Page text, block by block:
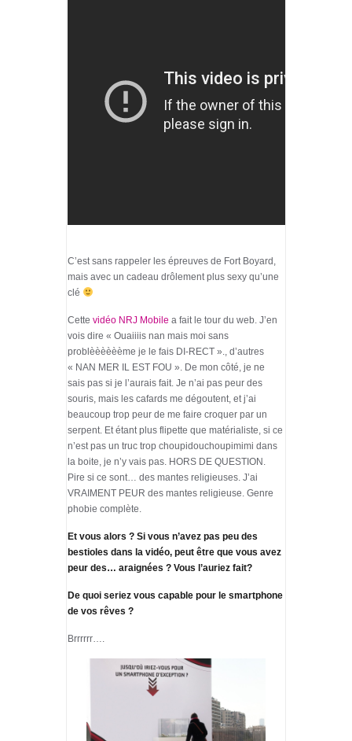
C’est sans rappeler les épreuves de Fort Boyard,
mais avec un cadeau drôlement plus sexy qu’une
clé
Cettevidéo NRJ Mobile a fait le tour du web. J’en
vois dire « Ouaiiiis nan mais moi sans
problèèèèèème je le fais DI-RECT »., d’autres
« NAN MER IL EST FOU ». De mon côté, je ne
sais pas si je l’aurais fait. Je n’ai pas peur des
souris, mais les cafards me dégoutent, et j’ai
beaucoup trop peur de me faire croquer par un
serpent. Et étant plus flipette que matérialiste, si ce
n’est pas un truc trop choupidouchoupimimi dans
la boite, je n’y vais pas. HORS DE QUESTION.
Pire si ce sont… des mantes religieuses. J’ai
VRAIMENT PEUR des mantes religieuse. Genre
phobie complète.
Et vous alors ? Si vous n’avez pas peu des
bestioles dans la vidéo, peut être que vous avez
peur des… araignées ? Vous l’auriez fait?
De quoi seriez vous capable pour le smartphone
de vos rêves ?
Brrrrrr….